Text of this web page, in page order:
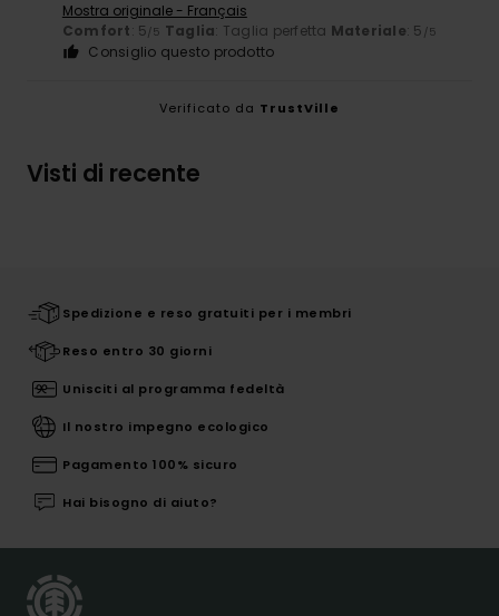
Mostra originale - Français
Comfort: 5/5 Taglia: Taglia perfetta Materiale: 5 /5
Consiglio questo prodotto
Verificato da TrustVille
Visti di recente
Spedizione e reso gratuiti per i membri
Reso entro 30 giorni
Unisciti al programma fedeltà
Il nostro impegno ecologico
Pagamento 100% sicuro
Hai bisogno di aiuto?